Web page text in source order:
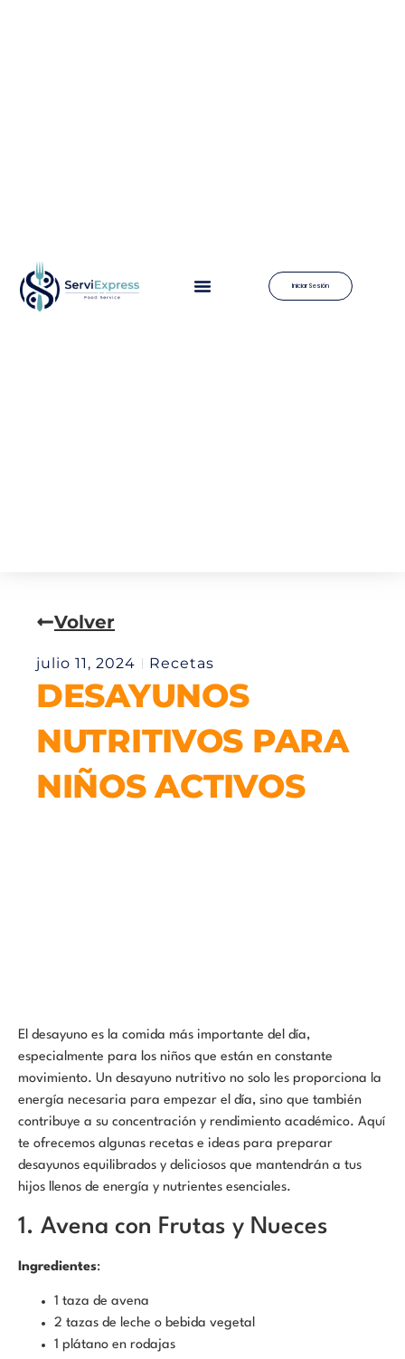
Iniciar Sesión
Volver
julio 11, 2024 Recetas
DESAYUNOS
NUTRITIVOS PARA
NIÑOS ACTIVOS
El desayuno es la comida más importante del día,
especialmente para los niños que están en constante
movimiento. Un desayuno nutritivo no solo les proporciona la
energía necesaria para empezar el día, sino que también
contribuye a su concentración y rendimiento académico. Aquí
te ofrecemos algunas recetas e ideas para preparar
desayunos equilibrados y deliciosos que mantendrán a tus
hijos llenos de energía y nutrientes esenciales.
1. Avena con Frutas y Nueces
Ingredientes:
1 taza de avena
2 tazas de leche o bebida vegetal
1 plátano en rodajas